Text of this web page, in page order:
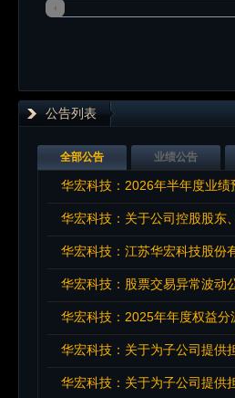
公告列表
全部公告 业绩公告
华宏科技：2026年半年度业绩
华宏科技：关于公司控股股东
华宏科技：江苏华宏科技股份
华宏科技：股票交易异常波动
华宏科技：2025年年度权益分
华宏科技：关于为子公司提供
华宏科技：关于为子公司提供